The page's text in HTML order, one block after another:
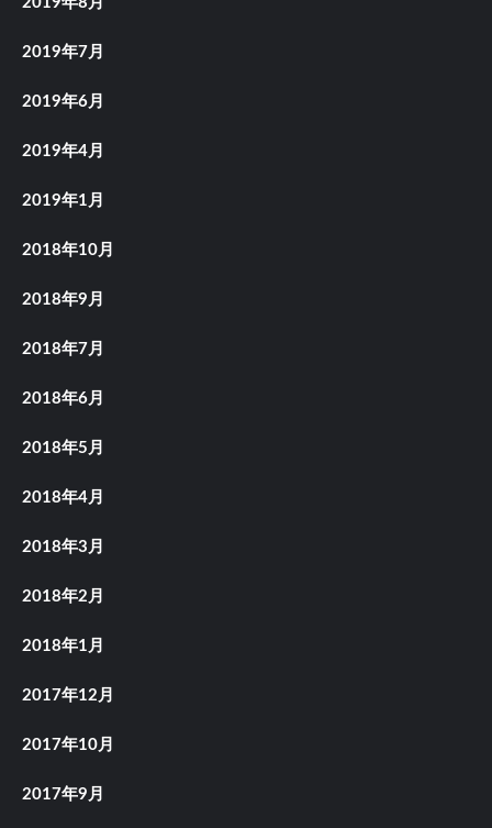
2019年7月
2019年6月
2019年4月
2019年1月
2018年10月
2018年9月
2018年7月
2018年6月
2018年5月
2018年4月
2018年3月
2018年2月
2018年1月
2017年12月
2017年10月
2017年9月